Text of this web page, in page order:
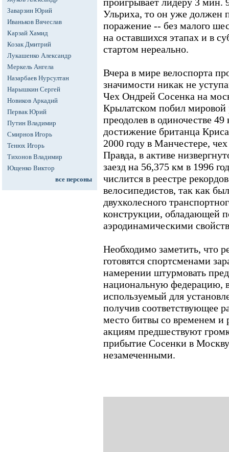
Заварзин Юрий
Иваньков Вячеслав
Карзай Хамид
Козак Дмитрий
Лукашенко Александр
Меркель Ангела
Назарбаев Нурсултан
Нарышкин Сергей
Новиков Аркадий
Первак Юрий
Путин Владимир
Смирнов Игорь
Тенюх Игорь
Тихонов Владимир
Ющенко Виктор
все персоны
Ульриха, то он уже должен
поражение -- без малого
на оставшихся этапах и в
стартом нереально.
Вчера в мире велоспорта
значимости никак не
Чех Ондрей Сосенка на
Крылатском побил мировой
преодолев в одиночестве
достижение британца
2000 году в Манчестере,
Правда, в активе
заезд на 56,375 км в 1996
числится в реестре
велосипедистов, так как
двухколесного
конструкции, обладающей
аэродинамическими
Необходимо заметить, что
готовятся спортсменами
намерении штурмовать
национальную федерацию,
используемый для
получив соответствующее
место битвы со временем
акциям предшествуют
прибытие Сосенки в
незамеченными.